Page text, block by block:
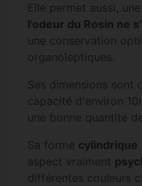
Elle permet aussi,
l'odeur du Rosin ne
une conservation
organoleptiques.
Ses dimensions sont
capacité d'environ
une bonne quantité
Sa forme cylindrique
aspect vraiment
différentes couleurs